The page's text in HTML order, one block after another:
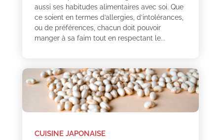
aussi ses habitudes alimentaires avec soi. Que
ce soient en termes d’allergies, d’intolérances,
ou de préférences, chacun doit pouvoir
manger à sa faim tout en respectant le...
CUISINE JAPONAISE